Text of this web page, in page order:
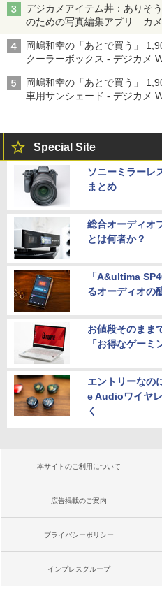
デジカメアイテム丼：ありそ
のための写真編集アプリ カメ
る「Filmator」
岡嶋和幸の「あとで買う」
クーラーボックス - デジカメ
岡嶋和幸の「あとで買う」
車用サンシェード - デジカメ
Special Site
ソニーミラーレ
まとめ
総合オーディオ
とは何者か？
「A&ultima
るオーディオの
お値段そのまま
「お得なゲーミ
エントリーなの
e Audioワイヤ
く
本サイトのご利用について
広告掲載のご案内
プライバシーポリシー
インプレスグループ